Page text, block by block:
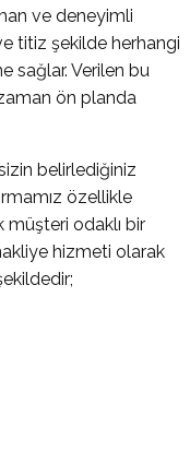
ve deneyimli
titiz şekilde herhangi
sağlar. Verilen bu
ön planda
belirlediğiniz
özellikle
müşteri odaklı bir
hizmeti olarak